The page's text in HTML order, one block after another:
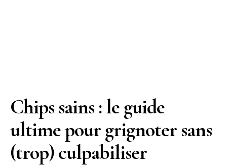
Chips sains : le guide
ultime pour grignoter sans
(trop) culpabiliser